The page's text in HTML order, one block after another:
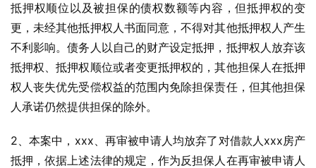
抵押权顺位以及被担保的债权数额等内容，但抵押权的变
更，未经其他抵押权人书面同意，不得对其他抵押权人产生
不利影响。债务人以自己的财产设定抵押，抵押权人放弃该
抵押权、抵押权顺位或者变更抵押权的，其他担保人在抵押
权人丧失优先受偿权益的范围内免除担保责任，但其他担保
人承诺仍然提供担保的除外。
2、本案中，xxx、再审被申请人均放弃了对借款人xxx房产
抵押，依据上述法律的规定，作为反担保人在再审被申请人